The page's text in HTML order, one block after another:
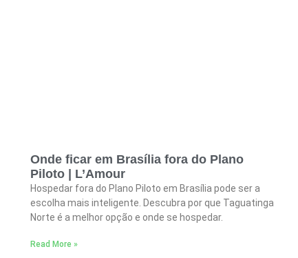
Onde ficar em Brasília fora do Plano
Piloto | L’Amour
Hospedar fora do Plano Piloto em Brasília pode ser a
escolha mais inteligente. Descubra por que Taguatinga
Norte é a melhor opção e onde se hospedar.
Read More »